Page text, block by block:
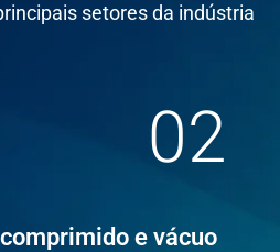
setores da indústria
02
e vácuo